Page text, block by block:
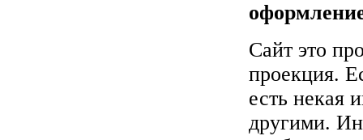
Сайт это
проекция.
есть некая
другими.